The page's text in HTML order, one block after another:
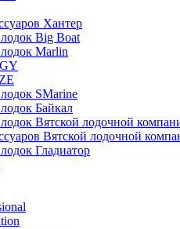
Хантер
Big Boat
Marlin
SMarine
Байкал
Вятской лодочной
Вятской лодочной
Гладиатор